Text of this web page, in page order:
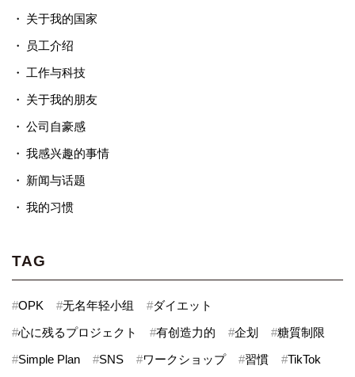
关于我的国家
员工介绍
工作与科技
关于我的朋友
公司自豪感
我感兴趣的事情
新闻与话题
我的习惯
TAG
#OPK #无名年轻小组 #ダイエット
#心に残るプロジェクト #有创造力的 #企划 #糖質制限
#Simple Plan #SNS #ワークショップ #習慣 #TikTok